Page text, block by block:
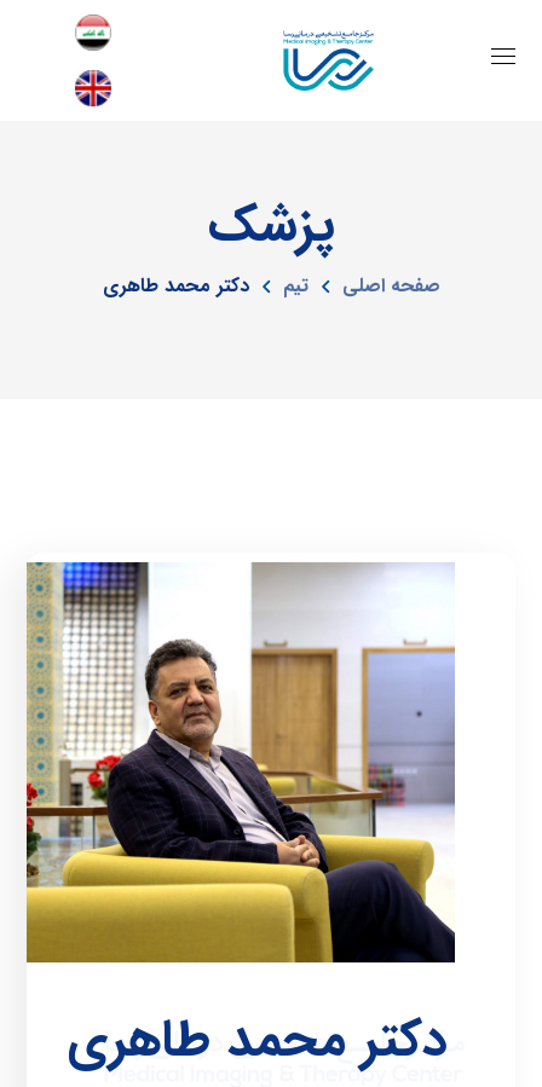
پزشک
صفحه اصلی تیم دکتر محمد طاهری
دکتر محمد طاهری